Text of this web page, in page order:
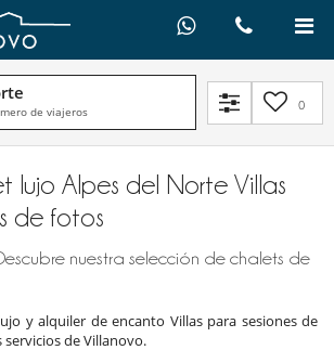
de viajeros 0
lujo Alpes del Norte Villas
de fotos
nuestra selección de chalets de
y alquiler de encanto Villas para sesiones de
de Villanovo.